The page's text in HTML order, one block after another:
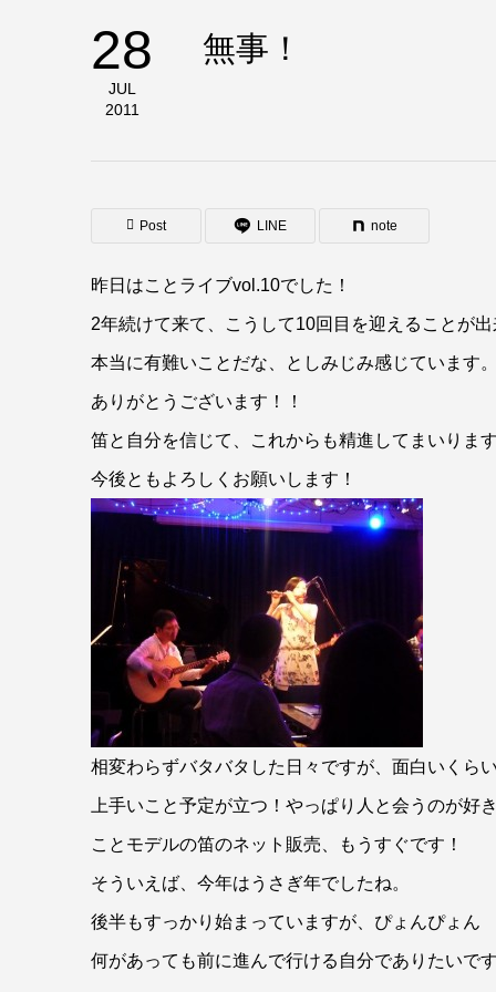
28
JUL
2011
無事！
Post LINE note
昨日はことライブvol.10でした！
2年続けて来て、こうして10回目を迎えることが出
本当に有難いことだな、としみじみ感じています。
ありがとうございます！！
笛と自分を信じて、これからも精進してまいりま
今後ともよろしくお願いします！
相変わらずバタバタした日々ですが、面白いくらい
上手いこと予定が立つ！やっぱり人と会うのが好
ことモデルの笛のネット販売、もうすぐです！
そういえば、今年はうさぎ年でしたね。
後半もすっかり始まっていますが、ぴょんぴょん
何があっても前に進んで行ける自分でありたいで